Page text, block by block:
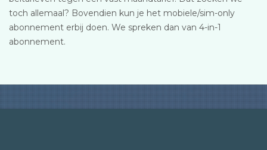
toch allemaal? Bovendien kun je het mobiele/sim-only
abonnement erbij doen. We spreken dan van 4-in-1
abonnement.